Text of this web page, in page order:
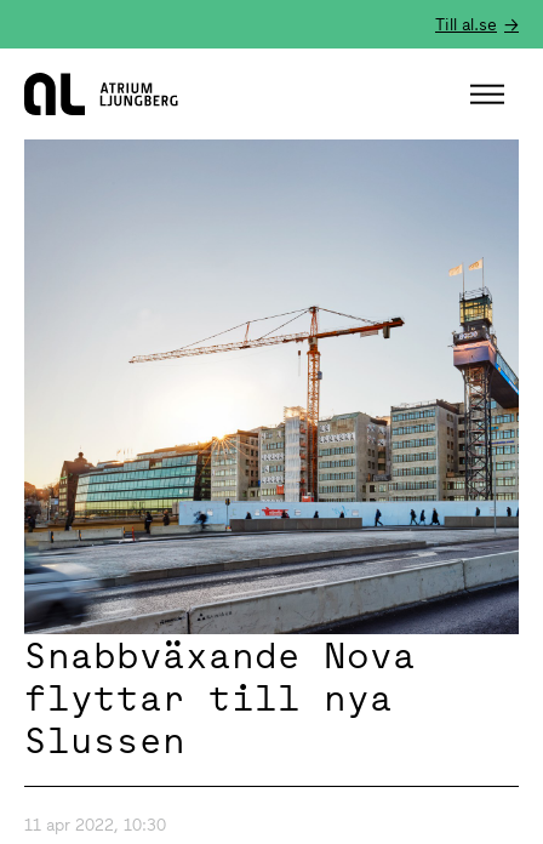
Till al.se
Hem
Snabbväxande Nova
flyttar till nya
Slussen
11 apr 2022, 10:30